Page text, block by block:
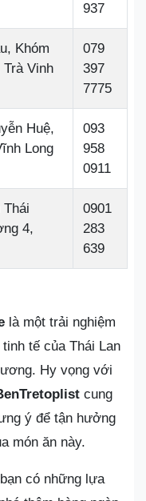
937
Khóm
Vinh
079
397
7775
Huệ,
Long
093
958
0911
Thái
4,
0901
283
639
là một trải nghiệm
tế của Thái Lan
Hy vọng với
cung
ý để tận hưởng
món ăn này.
có những lựa